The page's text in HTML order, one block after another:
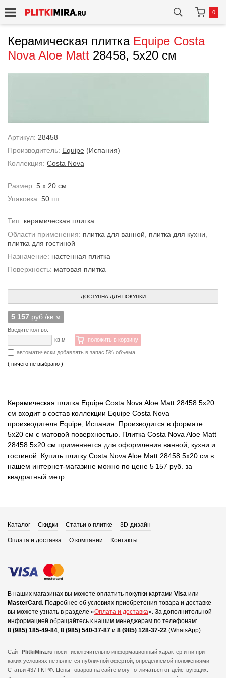
0
Керамическая плитка Equipe Costa
Nova Aloe Matt 28458, 5x20 см
Артикул: 28458
Производитель: Equipe (Испания)
Коллекция: Costa Nova
Размер: 5 x 20 см
Упаковка: 50 шт.
Тип: керамическая плитка
Области применения: плитка для ванной плитка для кухни
плитка для гостиной
Назначение: настенная плитка
Поверхность: матовая плитка
ДОСТУПНА ДЛЯ ПОКУПКИ
5 157 руб./кв.м
Введите кол-во:
кв.м
положить в корзину
автоматически добавлять в запас 5% объема
( ничего не выбрано )
Керамическая плитка Equipe Costa Nova Aloe Matt 28458 5x20
см входит в состав коллекции Equipe Costa Nova
производителя Equipe, Испания. Производится в формате
5x20 см с матовой поверхностью. Плитка Costa Nova Aloe Matt
28458 5x20 см применяется для оформления ванной, кухни и
гостиной. Купить плитку Costa Nova Aloe Matt 28458 5x20 см в
нашем интернет-магазине можно по цене 5 157 руб. за
квадратный метр.
Каталог Скидки Статьи о плитке 3D-дизайн
Оплата и доставка О компании Контакты
В наших магазинах вы можете оплатить покупки картами Visa или
MasterCard . Подробнее об условиях приобретения товара и доставке
вы можете узнать в разделе «Оплата и доставка». За дополнительной
информацией обращайтесь к нашим менеджерам по телефонам:
8 (985) 185-49-84, 8 (985) 540-37-87 и 8 (985) 128-37-22 (WhatsApp).
Сайт PlitkiMira.ru носит исключительно информационный характер и ни при
каких условиях не является публичной офертой, определяемой положениями
Статьи 437 ГК РФ. Цены товаров на сайте могут отличаться от действующих.